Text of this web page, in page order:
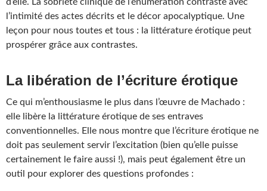
l’intimité des actes décrits et le décor apocalyptique. Une
leçon pour nous toutes et tous : la littérature érotique peut
prospérer grâce aux contrastes.
La libération de l’écriture érotique
Ce qui m’enthousiasme le plus dans l’œuvre de Machado :
elle libère la littérature érotique de ses entraves
conventionnelles. Elle nous montre que l’écriture érotique ne
doit pas seulement servir l’excitation (bien qu’elle puisse
certainement le faire aussi !), mais peut également être un
outil pour explorer des questions profondes :